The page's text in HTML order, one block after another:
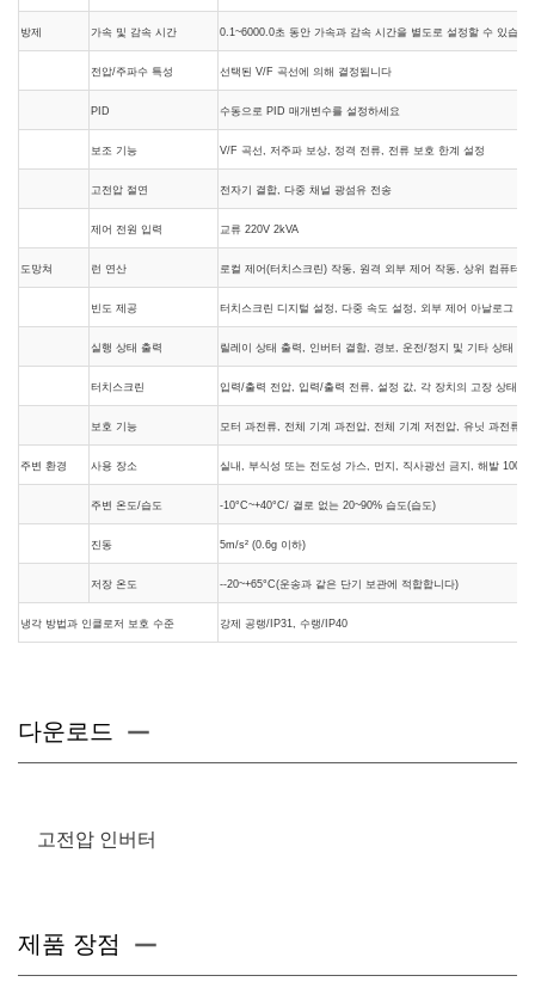
방제 가속 및 감속 시간 0.1~6000.0초 동안 가속과 감속 시간을 별도로 설정할 수 있습니
전압/주파수 특성 선택된 V/F 곡선에 의해 결정됩니다
PID 수동으로 PID 매개변수를 설정하세요
보조 기능 V/F 곡선, 저주파 보상, 정격 전류, 전류 보호 한계 설정
고전압 절연 전자기 결합, 다중 채널 광섬유 전송
제어 전원 입력 교류 220V 2kVA
도망쳐 런 연산 로컬 제어(터치스크린) 작동, 원격 외부 제어 작동, 상위 컴퓨터
빈도 제공 터치스크린 디지털 설정, 다중 속도 설정, 외부 제어 아날로그 신
실행 상태 출력 릴레이 상태 출력, 인버터 결함, 경보, 운전/정지 및 기타 상태 표
터치스크린 입력/출력 전압, 입력/출력 전류, 설정 값, 각 장치의 고장 상태,
보호 기능 모터 과전류, 전체 기계 과전압, 전체 기계 저전압, 유닛 과전류,
주변 환경 사용 장소 실내, 부식성 또는 전도성 가스, 먼지, 직사광선 금지, 해발 1000
주변 온도/습도 -10°C~+40°C/ 결로 없는 20~90% 습도(습도)
진동 5m/s² (0.6g 이하)
저장 온도 --20~+65°C(운송과 같은 단기 보관에 적합합니다)
냉각 방법과 인클로저 보호 수준 강제 공랭/IP31, 수랭/IP40
다운로드
고전압 인버터
제품 장점